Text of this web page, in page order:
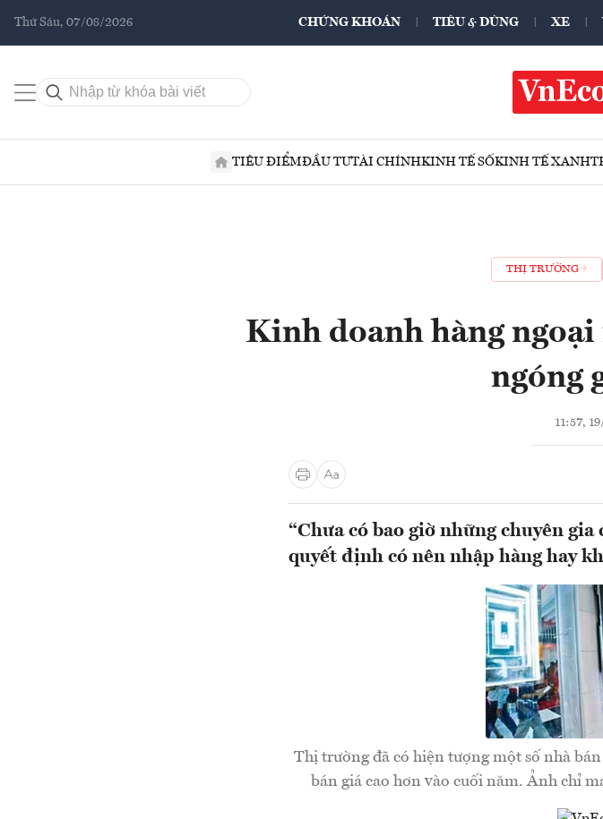
Thứ Sáu, 07/08/2026 CHỨNG KHOÁN TIÊU & DÙNG XE
TIÊU ĐIỂMĐẦU TƯTÀI CHÍNHKINH TẾ SỐKINH TẾ XANH
THỊ TRƯỜNG
Kinh doanh hàng ngoại
ngóng
11:57,
“Chưa có bao giờ những chuyên
quyết định có nên nhập hàng hay
Thị trường đã có hiện tượng một số nhà
bán giá cao hơn vào cuối năm. Ảnh chỉ